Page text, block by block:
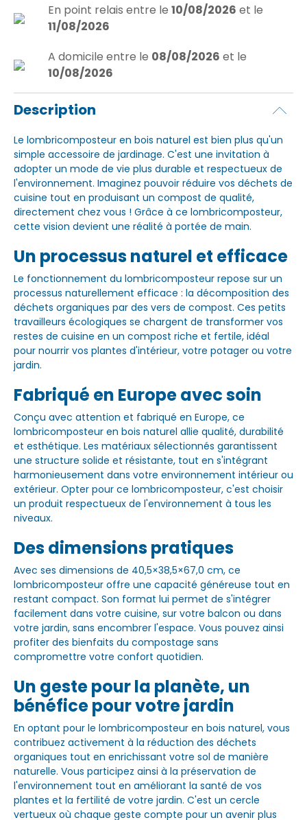
En point relais entre le 10/08/2026 et le
11/08/2026
A domicile entre le 08/08/2026 et le
10/08/2026
Description
Le lombricomposteur en bois naturel est bien plus qu'un
simple accessoire de jardinage. C'est une invitation à
adopter un mode de vie plus durable et respectueux de
l'environnement. Imaginez pouvoir réduire vos déchets de
cuisine tout en produisant un compost de qualité,
directement chez vous ! Grâce à ce lombricomposteur,
cette vision devient une réalité à portée de main.
Un processus naturel et efficace
Le fonctionnement du lombricomposteur repose sur un
processus naturellement efficace : la décomposition des
déchets organiques par des vers de compost. Ces petits
travailleurs écologiques se chargent de transformer vos
restes de cuisine en un compost riche et fertile, idéal
pour nourrir vos plantes d'intérieur, votre potager ou votre
jardin.
Fabriqué en Europe avec soin
Conçu avec attention et fabriqué en Europe, ce
lombricomposteur en bois naturel allie qualité, durabilité
et esthétique. Les matériaux sélectionnés garantissent
une structure solide et résistante, tout en s'intégrant
harmonieusement dans votre environnement intérieur ou
extérieur. Opter pour ce lombricomposteur, c'est choisir
un produit respectueux de l'environnement à tous les
niveaux.
Des dimensions pratiques
Avec ses dimensions de 40,5×38,5×67,0 cm, ce
lombricomposteur offre une capacité généreuse tout en
restant compact. Son format lui permet de s'intégrer
facilement dans votre cuisine, sur votre balcon ou dans
votre jardin, sans encombrer l'espace. Vous pouvez ainsi
profiter des bienfaits du compostage sans
compromettre votre confort quotidien.
Un geste pour la planète, un
bénéfice pour votre jardin
En optant pour le lombricomposteur en bois naturel, vous
contribuez activement à la réduction des déchets
organiques tout en enrichissant votre sol de manière
naturelle. Vous participez ainsi à la préservation de
l'environnement tout en améliorant la santé de vos
plantes et la fertilité de votre jardin. C'est un cercle
vertueux où chaque geste compte pour un avenir plus